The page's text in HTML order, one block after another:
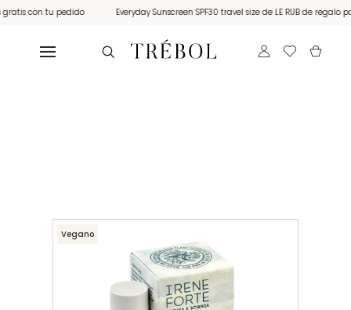
con tu pedido Everyday Sunscreen SPF30 travel size de LE RUB de regalo por
Vegano